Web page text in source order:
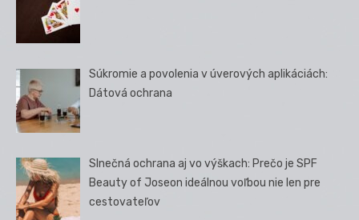
Súkromie a povolenia v úverových aplikáciách:
Dátová ochrana
Slnečná ochrana aj vo výškach: Prečo je SPF
Beauty of Joseon ideálnou voľbou nie len pre
cestovateľov